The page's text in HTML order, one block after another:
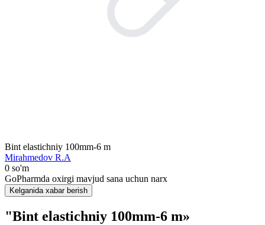
Bint elastichniy 100mm-6 m
Mirahmedov R.A
0 so'm
GoPharmda oxirgi mavjud sana uchun narx
Kelganida xabar berish
"Bint elastichniy 100mm-6 m»